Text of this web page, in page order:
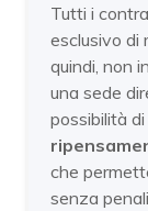
Tutti i
esclusivo di
quindi, non
una sede
possibilità di
che
senza